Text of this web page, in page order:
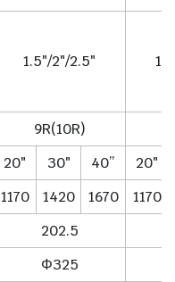
1.5″/2″/2.5″
9R(10R)
20″ 30″ 40”
20″
1170 1420 1670 1170
202.5
Φ325